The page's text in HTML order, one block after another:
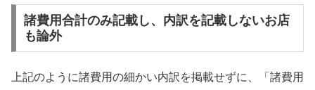
諸費用合計のみ記載し、内訳を記載しないお店
も論外
上記のように諸費用の細かい内訳を掲載せずに、「諸費用